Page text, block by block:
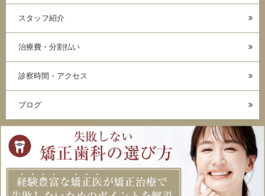
スタッフ紹介
治療費・分割払い
診察時間・アクセス
ブログ